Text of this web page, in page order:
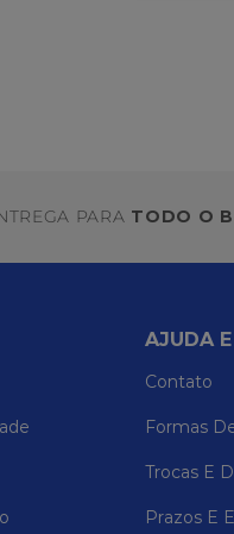
PARA TODO O
AJUDA
Contato
Formas
Trocas E
Prazos E